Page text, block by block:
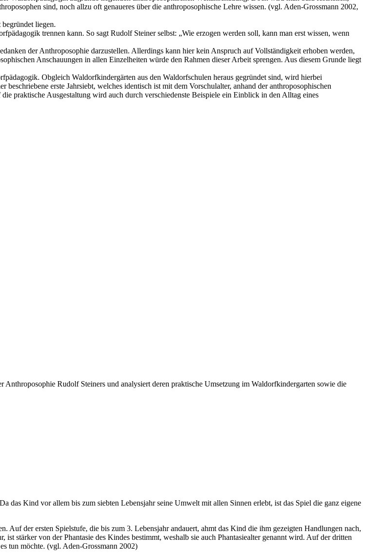
sind, noch allzu oft genaueres über die anthroposophische Lehre wissen. (vgl. Aden-Grossmann 2002,
liegen.
trennen kann. So sagt Rudolf Steiner selbst: „Wie erzogen werden soll, kann man erst wissen, wenn
der Anthroposophie darzustellen. Allerdings kann hier kein Anspruch auf Vollständigkeit erhoben werden,
Anschauungen in allen Einzelheiten würde den Rahmen dieser Arbeit sprengen. Aus diesem Grunde liegt
Obgleich Waldorfkindergärten aus den Waldorfschulen heraus gegründet sind, wird hierbei
erste Jahrsiebt, welches identisch ist mit dem Vorschulalter, anhand der anthroposophischen
praktische Ausgestaltung wird auch durch verschiedenste Beispiele ein Einblick in den Alltag eines
Rudolf Steiners und analysiert deren praktische Umsetzung im Waldorfkindergarten sowie die
das Kind vor allem bis zum siebten Lebensjahr seine Umwelt mit allen Sinnen erlebt, ist das Spiel die ganz eigene
Auf der ersten Spielstufe, die bis zum 3. Lebensjahr andauert, ahmt das Kind die ihm gezeigten Handlungen nach,
stärker von der Phantasie des Kindes bestimmt, weshalb sie auch Phantasiealter genannt wird. Auf der dritten
tun möchte. (vgl. Aden-Grossmann 2002)